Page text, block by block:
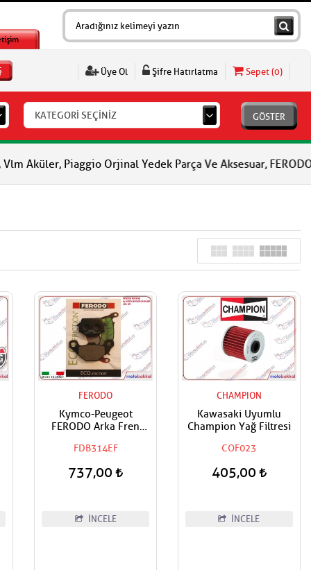
Üye Ol Şifre Hatırlatma Sepet (0)
KATEGORİ SEÇİNİZ GÖSTER
Piaggio Orjinal Yedek Parça Ve Aksesuar, FERODO
FERODO
Kymco-Peugeot
FERODO Arka Fren
FDB314EF
737,00
İNCELE
CHAMPION
Kawasaki Uyumlu
Champion Yağ Filtresi
COF023
405,00
İNCELE